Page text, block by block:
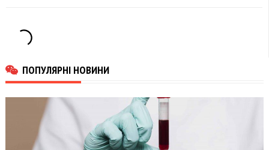
ПОПУЛЯРНІ НОВИНИ